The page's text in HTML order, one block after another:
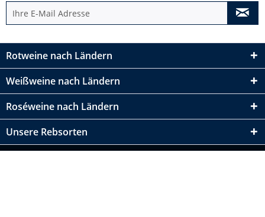
Rotweine nach Ländern
Weißweine nach Ländern
Roséweine nach Ländern
Unsere Rebsorten